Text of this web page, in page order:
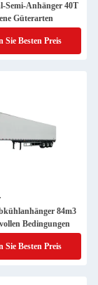
Semi-Anhänger 40T
Güterarten
Sie Besten Preis
84m3
Bedingungen
Sie Besten Preis